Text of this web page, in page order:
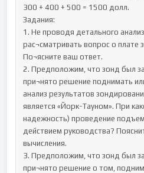
300 + 400 + 500 = 1500 долл.
Задания:
1. Не проводя детального
рас¬сматривать вопрос о плате
По¬ясните ваш ответ.
2. Предположим, что зонд был
при¬нято решение поднимать
анализ результатов
является «Йорк-Тауном». При
надежность) проведение
действием руководства?
вычисления.
3. Предположим, что зонд был
при¬нято решение о том,